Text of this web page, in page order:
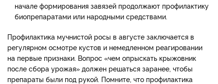
начале формирования завязей продолжают профилактику
биопрепаратами или народными средствами.
Профилактика мучнистой росы в августе заключается в
регулярном осмотре кустов и немедленном реагировании
на первые признаки. Вопрос «чем опрыскать крыжовник
после сбора урожая» должен решаться заранее, чтобы
препараты были под рукой. Помните, что профилактика